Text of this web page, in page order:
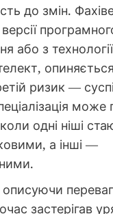
до змін.
або з
ризик —
одні ніші
а інші —
застерігав